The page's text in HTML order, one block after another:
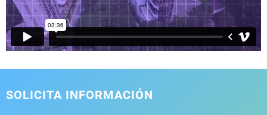
SOLICITA INFORMACIÓN